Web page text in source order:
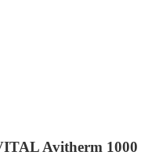
Avitherm 1000